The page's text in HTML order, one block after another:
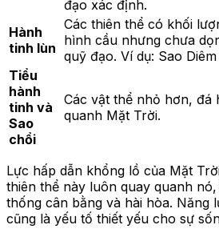
đạo xác định.
Hành
tinh lùn
Các thiên thể có khối
hình cầu nhưng chưa
quỹ đạo. Ví dụ: Sao
Tiểu
hành
tinh và
Sao
chổi
Các vật thể nhỏ hơn, đá
quanh Mặt Trời.
Lực hấp dẫn khổng lồ của Mặt
thiên thể này luôn quay quanh
thống cân bằng và hài hòa. Năng
cũng là yếu tố thiết yếu cho sự